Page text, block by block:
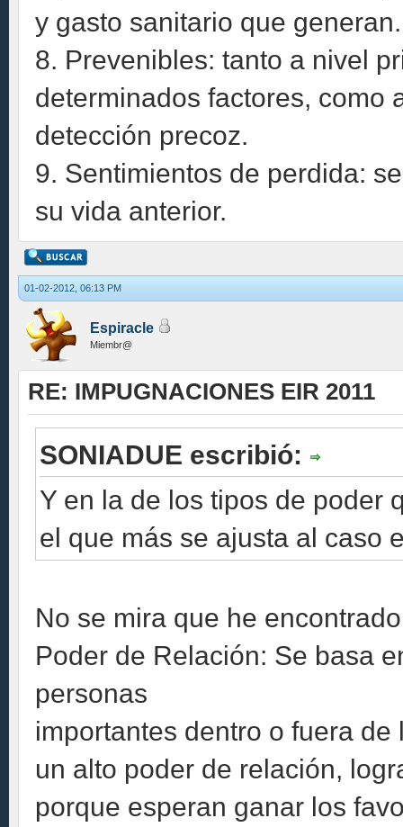
y gasto sanitario que generan.
8. Prevenibles: tanto a nivel
determinados factores, como
detección precoz.
9. Sentimientos de perdida:
su vida anterior.
01-02-2012, 06:13 PM
Espiracle
Miembr@
RE: IMPUGNACIONES EIR 2011
SONIADUE escribió:
Y en la de los tipos de poder
el que más se ajusta al caso
No se mira que he
Poder de Relación: Se basa
personas
importantes dentro o fuera
un alto poder de relación,
porque esperan ganar los